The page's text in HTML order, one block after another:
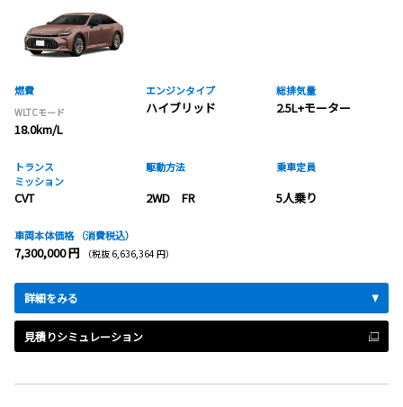
燃費
WLTCモード
18.0km/L
エンジンタイプ
ハイブリッド
総排気量
2.5L+モーター
トランス
ミッション
CVT
駆動方法
2WD FR
乗車定員
5人乗り
車両本体価格 （消費税込）
7,300,000 円 （税抜 6,636,364 円）
詳細をみる
見積りシミュレーション